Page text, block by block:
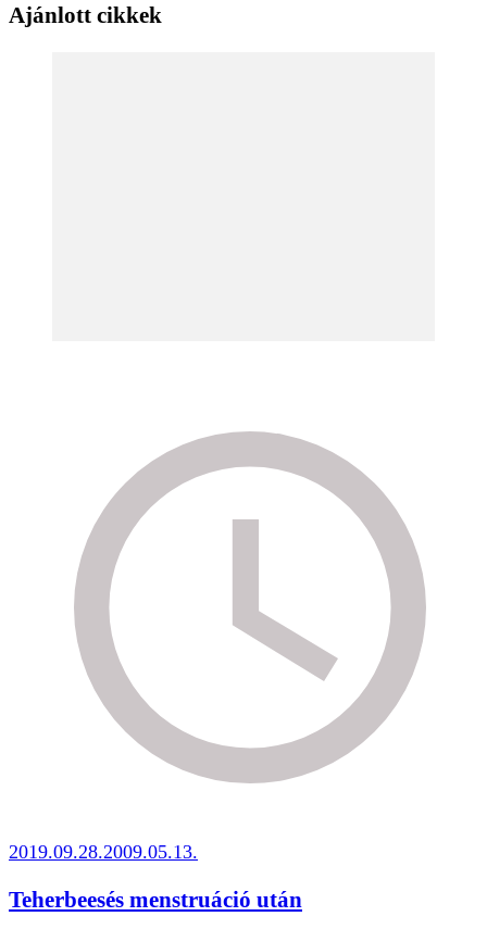
Ajánlott cikkek
2019.09.28.2009.05.13.
Teherbeesés menstruáció után